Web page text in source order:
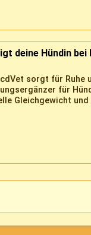
deine Hündin
sorgt für Ruhe
für
Gleichgewicht